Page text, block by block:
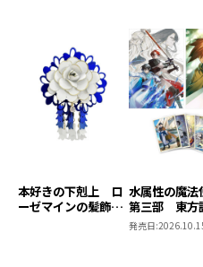
本好きの下剋上 ロ
ーゼマインの髪飾り
水属性の魔
第三部 東方
8 同時発売ま
買いセット
発売日: